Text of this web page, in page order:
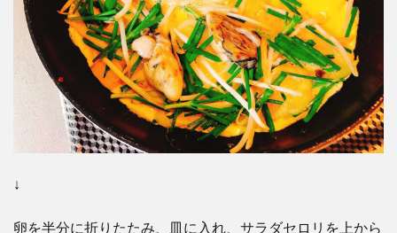
↓
卵を半分に折りたたみ、皿に入れ、サラダセロリを上から